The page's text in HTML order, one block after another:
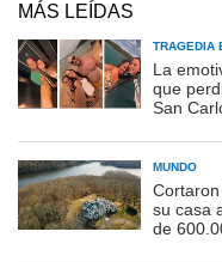
MÁS LEÍDAS
TRAGEDIA
La
que
San
MUNDO
su casa
de